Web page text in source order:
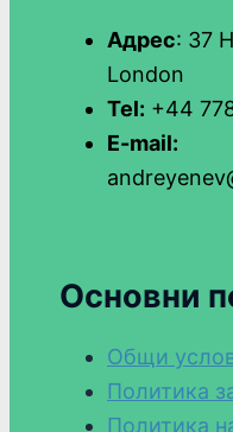
Адрес: 37
London
Tel: +44
E-mail:
Основни
Общи
Политика
Политика